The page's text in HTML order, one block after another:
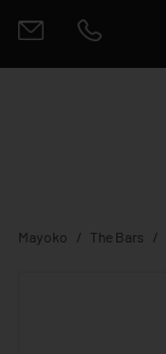
Mayoko The Bars